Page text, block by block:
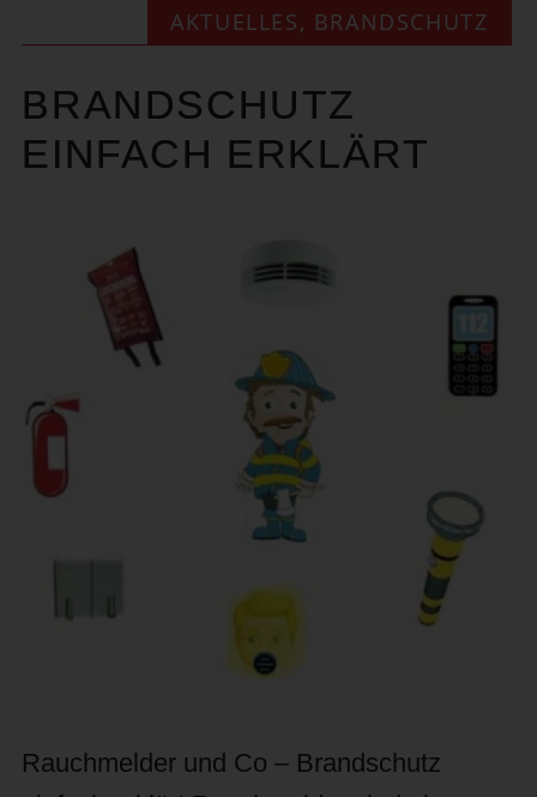
AKTUELLES, BRANDSCHUTZ
BRANDSCHUTZ
EINFACH ERKLÄRT
Rauchmelder und Co – Brandschutz